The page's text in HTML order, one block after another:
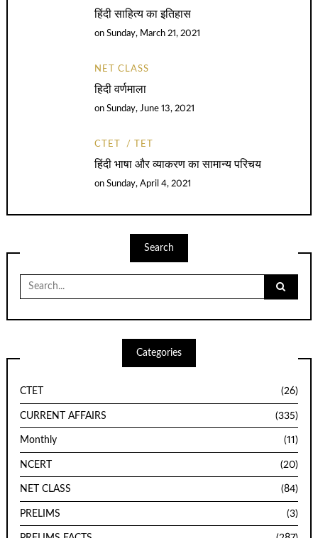
हिंदी साहित्य का इतिहास
onSunday, March 21, 2021
NET CLASS
हिदी वर्णमाला
onSunday, June 13, 2021
CTET TET
हिंदी भाषा और व्याकरण का सामान्य परिचय
onSunday, April 4, 2021
Search
Search
for:
Categories
CTET (26)
CURRENT AFFAIRS (335)
Monthly (11)
NCERT (20)
NET CLASS (84)
PRELIMS (3)